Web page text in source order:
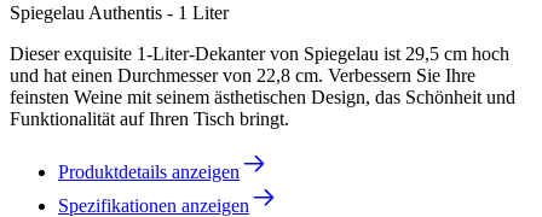
Spiegelau Authentis - 1 Liter
Dieser exquisite 1-Liter-Dekanter von Spiegelau ist 29,5 cm hoch
und hat einen Durchmesser von 22,8 cm. Verbessern Sie Ihre
feinsten Weine mit seinem ästhetischen Design, das Schönheit und
Funktionalität auf Ihren Tisch bringt.
Produktdetails anzeigen
Spezifikationen anzeigen